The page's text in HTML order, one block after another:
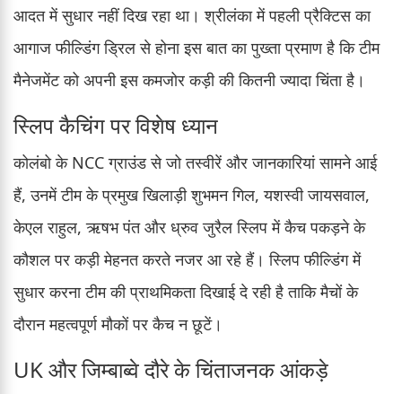
आदत में सुधार नहीं दिख रहा था। श्रीलंका में पहली प्रैक्टिस का
आगाज फील्डिंग ड्रिल से होना इस बात का पुख्ता प्रमाण है कि टीम
मैनेजमेंट को अपनी इस कमजोर कड़ी की कितनी ज्यादा चिंता है।
स्लिप कैचिंग पर विशेष ध्यान
कोलंबो के NCC ग्राउंड से जो तस्वीरें और जानकारियां सामने आई
हैं, उनमें टीम के प्रमुख खिलाड़ी शुभमन गिल, यशस्वी जायसवाल,
केएल राहुल, ऋषभ पंत और ध्रुव जुरैल स्लिप में कैच पकड़ने के
कौशल पर कड़ी मेहनत करते नजर आ रहे हैं। स्लिप फील्डिंग में
सुधार करना टीम की प्राथमिकता दिखाई दे रही है ताकि मैचों के
दौरान महत्वपूर्ण मौकों पर कैच न छूटें।
UK और जिम्बाब्वे दौरे के चिंताजनक आंकड़े